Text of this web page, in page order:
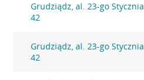
Grudziądz, al. 23-go Stycznia
42
Grudziądz, al. 23-go Stycznia
42